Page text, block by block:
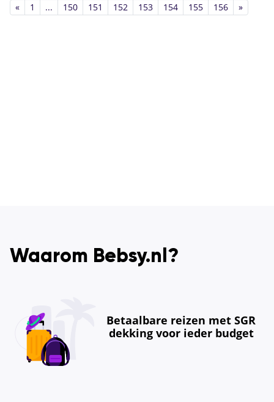
« 1 ... 150 151 152 153 154 155 156 »
Waarom Bebsy.nl?
Betaalbare reizen met SGR
dekking voor ieder budget